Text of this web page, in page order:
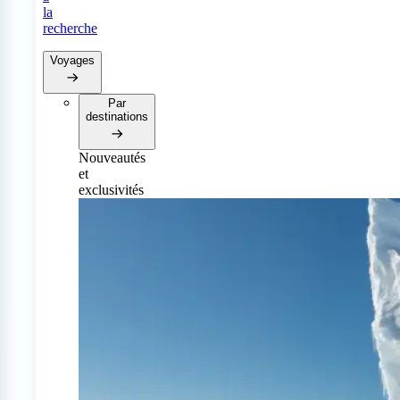
la
recherche
Voyages
Par
destinations
Nouveautés
et
exclusivités